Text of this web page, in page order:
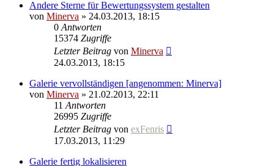
Andere Sterne für Bewertungssystem gestalten
von Minerva » 24.03.2013, 18:15
0 Antworten
15374 Zugriffe
Letzter Beitrag von Minerva
24.03.2013, 18:15
Galerie vervollständigen [angenommen: Minerva]
von Minerva » 21.02.2013, 22:11
11 Antworten
26995 Zugriffe
Letzter Beitrag von exFenris
17.03.2013, 11:29
Galerie fertig lokalisieren